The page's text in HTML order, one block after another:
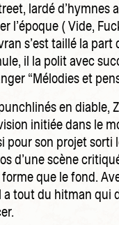
lardé d’hymnes
l’époque ( Vide,
s’est taillé la part
il la polit avec
“Mélodies et
en diable,
initiée dans le
pour son projet
d’une scène
que le fond.
a tout du hitman qui